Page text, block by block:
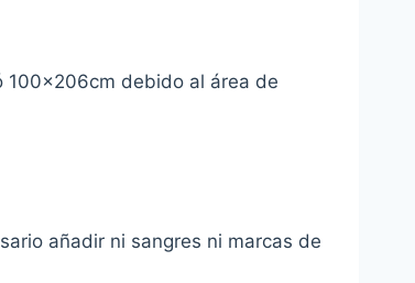
100x206cm debido al área de
añadir ni sangres ni marcas de